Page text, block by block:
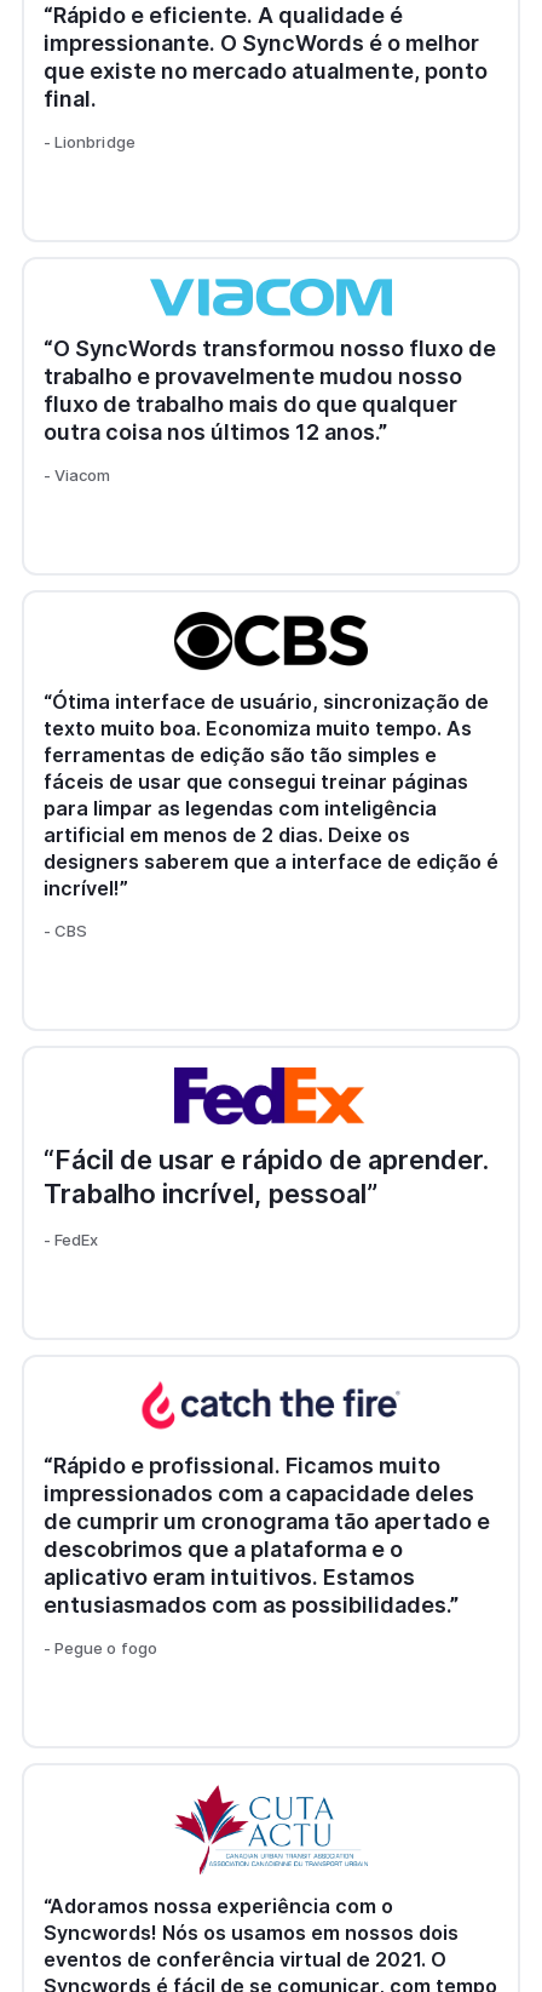
“Rápido e eficiente. A qualidade é
impressionante. O SyncWords é o melhor
que existe no mercado atualmente, ponto
final.
- Lionbridge
“O SyncWords transformou nosso fluxo de
trabalho e provavelmente mudou nosso
fluxo de trabalho mais do que qualquer
outra coisa nos últimos 12 anos.”
- Viacom
“Ótima interface de usuário, sincronização de
texto muito boa. Economiza muito tempo. As
ferramentas de edição são tão simples e
fáceis de usar que consegui treinar páginas
para limpar as legendas com inteligência
artificial em menos de 2 dias. Deixe os
designers saberem que a interface de edição é
incrível!”
- CBS
“Fácil de usar e rápido de aprender.
Trabalho incrível, pessoal”
- FedEx
“Rápido e profissional. Ficamos muito
impressionados com a capacidade deles
de cumprir um cronograma tão apertado e
descobrimos que a plataforma e o
aplicativo eram intuitivos. Estamos
entusiasmados com as possibilidades.”
- Pegue o fogo
“Adoramos nossa experiência com o
Syncwords! Nós os usamos em nossos dois
eventos de conferência virtual de 2021. O
Syncwords é fácil de se comunicar, com tempo